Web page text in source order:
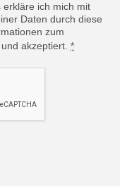
ich mich mit
Daten durch diese
zum
akzeptiert. *